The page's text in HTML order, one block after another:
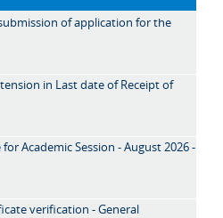
of application for the
in Last date of Receipt of
Academic Session - August 2026 -
verification - General